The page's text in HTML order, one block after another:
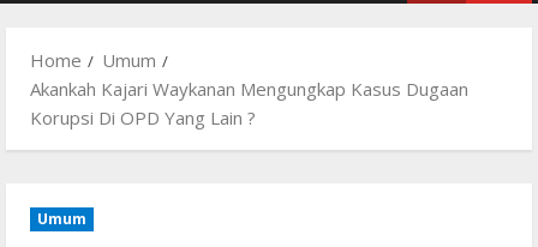
Home
Umum
Akankah Kajari Waykanan Mengungkap Kasus Dugaan
Korupsi Di OPD Yang Lain ?
Umum